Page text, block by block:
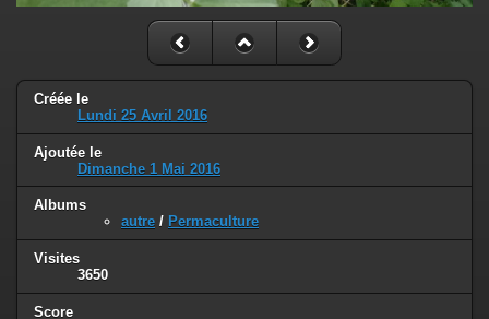
Créée le
Lundi 25 Avril 2016
Ajoutée le
Dimanche 1 Mai 2016
Albums
autre / Permaculture
Visites
3650
Score